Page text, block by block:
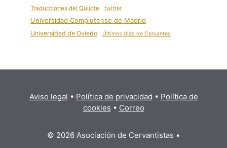
Traducciones del Quijote twitter
Universidad Complutense de Madrid
Universidad de Oviedo Últimos días de Cervantes
Aviso legal • Política de privacidad • Política de
cookies • Correo
© 2026 Asociación de Cervantistas •